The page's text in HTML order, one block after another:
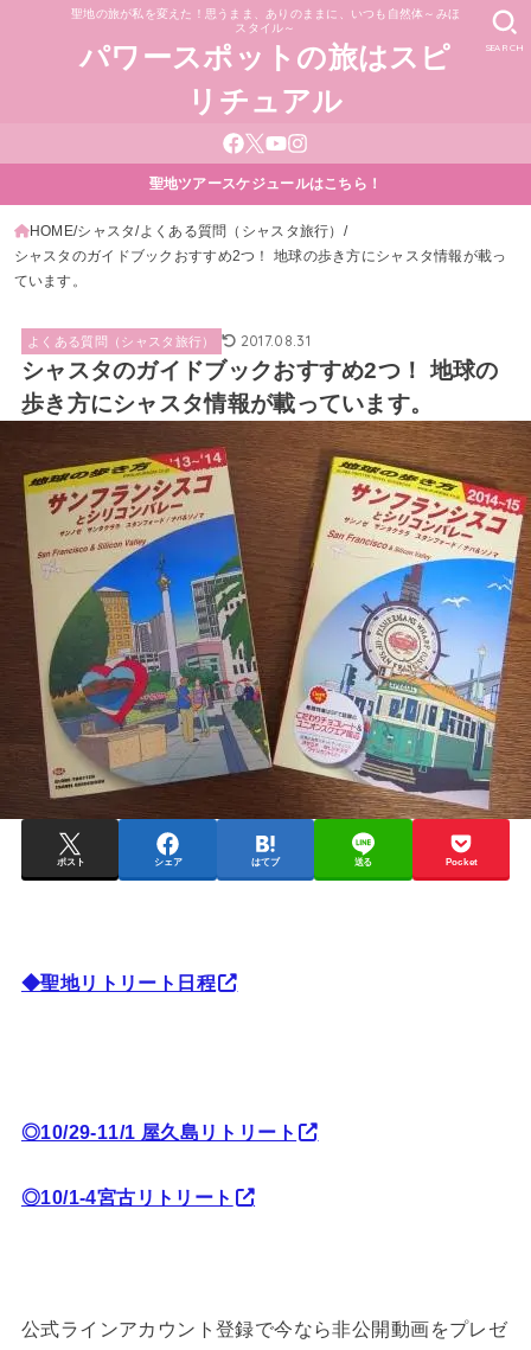
聖地の旅が私を変えた！思うまま、ありのままに、いつも自然体～みほ
スタイル～
パワースポットの旅はスピ
リチュアル
SEARCH
聖地ツアースケジュールはこちら！
HOME シャスタ よくある質問（シャスタ旅行）
シャスタのガイドブックおすすめ2つ！ 地球の歩き方にシャスタ情報が載っ
ています。
よくある質問（シャスタ旅行） 2017.08.31
シャスタのガイドブックおすすめ2つ！ 地球の
歩き方にシャスタ情報が載っています。
ポスト シェア はてブ 送る Pocket
◆聖地リトリート日程
◎10/29-11/1 屋久島リトリート
◎10/1-4宮古リトリート
公式ラインアカウント登録で今なら非公開動画をプレゼ